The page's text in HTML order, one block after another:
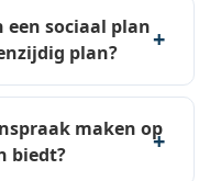
een sociaal plan
plan?
maken op
biedt?